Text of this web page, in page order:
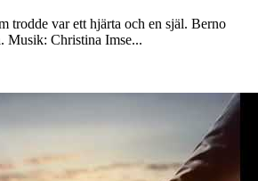
trodde var ett hjärta och en själ. Berno
Musik: Christina Imse...